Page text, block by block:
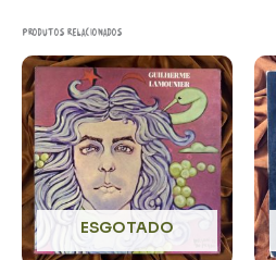
Produtos relacionados
ESGOTADO